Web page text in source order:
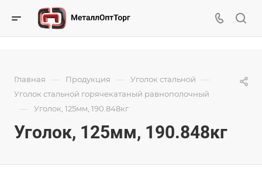
Главная — Продукция — Уголок стальной —
Уголок стальной горячекатаный равнополочный
— Уголок, 125мм, 190.848кг
Уголок, 125мм, 190.848кг